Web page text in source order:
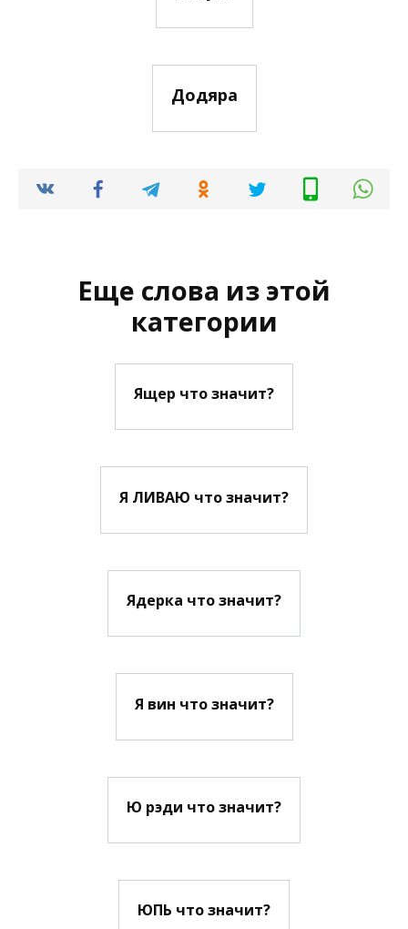
Додяра
Еще слова из этой
категории
Ящер что значит?
Я ЛИВАЮ что значит?
Ядерка что значит?
Я вин что значит?
Ю рэди что значит?
ЮПЬ что значит?